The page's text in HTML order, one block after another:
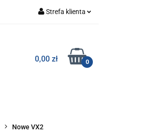
Strefa klienta
Zarejestruj się
Dodaj zgłoszenie
0,00 zł 0
Nowe VX2